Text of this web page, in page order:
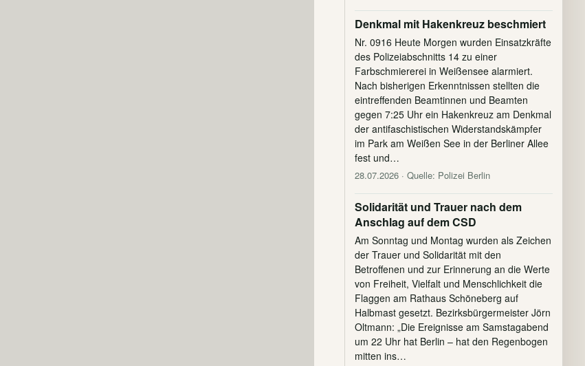
Denkmal mit Hakenkreuz beschmiert
Nr. 0916 Heute Morgen wurden Einsatzkräfte
des Polizeiabschnitts 14 zu einer
Farbschmiererei in Weißensee alarmiert.
Nach bisherigen Erkenntnissen stellten die
eintreffenden Beamtinnen und Beamten
gegen 7:25 Uhr ein Hakenkreuz am Denkmal
der antifaschistischen Widerstandskämpfer
im Park am Weißen See in der Berliner Allee
fest und…
28.07.2026 · Quelle: Polizei Berlin
Solidarität und Trauer nach dem
Anschlag auf dem CSD
Am Sonntag und Montag wurden als Zeichen
der Trauer und Solidarität mit den
Betroffenen und zur Erinnerung an die Werte
von Freiheit, Vielfalt und Menschlichkeit die
Flaggen am Rathaus Schöneberg auf
Halbmast gesetzt. Bezirksbürgermeister Jörn
Oltmann: „Die Ereignisse am Samstagabend
um 22 Uhr hat Berlin – hat den Regenbogen
mitten ins…